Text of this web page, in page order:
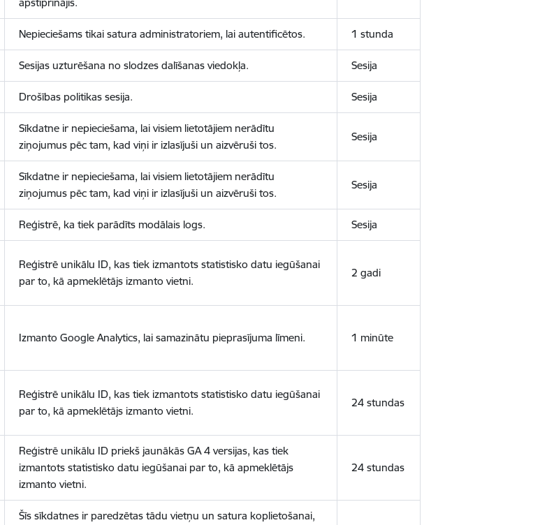
Nepieciešams tikai satura administratoriem, lai autentificētos. 1 stunda
Sesijas uzturēšana no slodzes dalīšanas viedokļa. Sesija
Drošības politikas sesija. Sesija
Sīkdatne ir nepieciešama, lai visiem lietotājiem nerādītu
ziņojumus pēc tam, kad viņi ir izlasījuši un aizvēruši tos.
Sesija
Sīkdatne ir nepieciešama, lai visiem lietotājiem nerādītu
ziņojumus pēc tam, kad viņi ir izlasījuši un aizvēruši tos.
Sesija
Reģistrē, ka tiek parādīts modālais logs. Sesija
Reģistrē unikālu ID, kas tiek izmantots statistisko datu iegūšanai
par to, kā apmeklētājs izmanto vietni.
2 gadi
Izmanto Google Analytics, lai samazinātu pieprasījuma līmeni. 1 minūte
Reģistrē unikālu ID, kas tiek izmantots statistisko datu iegūšanai
par to, kā apmeklētājs izmanto vietni.
24 stundas
Reģistrē unikālu ID priekš jaunākās GA 4 versijas, kas tiek
izmantots statistisko datu iegūšanai par to, kā apmeklētājs
izmanto vietni.
24 stundas
Šīs sīkdatnes ir paredzētas tādu vietņu un satura koplietošanai,